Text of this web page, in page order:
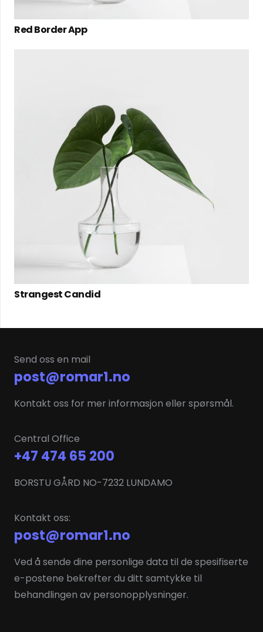
Red Border App
Strangest Candid
Send oss en mail
post@romar1.no
Kontakt oss for mer informasjon eller spørsmål.
Central Office
+47 474 65 200
BORSTU GÅRD NO-7232 LUNDAMO
Kontakt oss:
post@romar1.no
Ved å sende dine personlige data til de spesifiserte
e-postene bekrefter du ditt samtykke til
behandlingen av personopplysninger.